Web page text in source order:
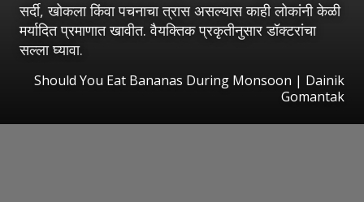
सर्दी, खोकला किंवा पचनाचा त्रास असल्यास काही लोकांनी केळी
मर्यादित प्रमाणात खावीत. वैयक्तिक प्रकृतीनुसार डॉक्टरांचा
सल्ला घ्यावा.
Should You Eat Bananas During Monsoon | Dainik
Gomantak